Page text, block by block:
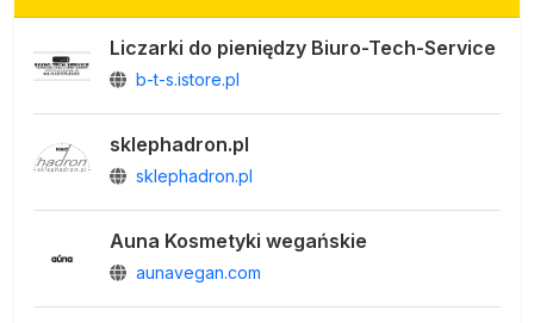
Liczarki do pieniędzy Biuro-Tech-Service
b-t-s.istore.pl
sklephadron.pl
sklephadron.pl
Auna Kosmetyki wegańskie
aunavegan.com